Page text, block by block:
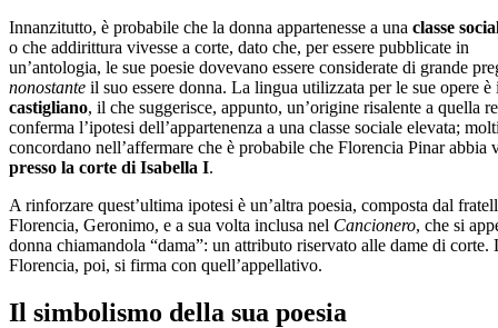
Innanzitutto, è probabile che la donna appartenesse a una classe
o che addirittura vivesse a corte, dato che, per essere pubblicate in
un’antologia, le sue poesie dovevano essere considerate di grande
nonostante il suo essere donna. La lingua utilizzata per le sue opere
castigliano, il che suggerisce, appunto, un’origine risalente a quella
conferma l’ipotesi dell’appartenenza a una classe sociale elevata;
concordano nell’affermare che è probabile che Florencia Pinar abbia
presso la corte di Isabella I.
A rinforzare quest’ultima ipotesi è un’altra poesia, composta dal
Florencia, Geronimo, e a sua volta inclusa nel Cancionero, che si
donna chiamandola “dama”: un attributo riservato alle dame di corte.
Florencia, poi, si firma con quell’appellativo.
Il simbolismo della sua poesia